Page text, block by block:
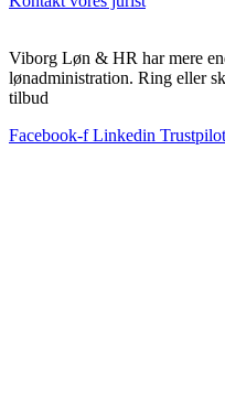
Viborg Løn & HR har mere
lønadministration. Ring eller
tilbud
Facebook-f Linkedin